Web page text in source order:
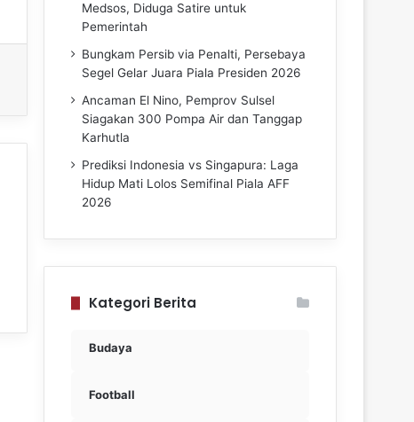
Medsos, Diduga Satire untuk
Pemerintah
Bungkam Persib via Penalti, Persebaya
Segel Gelar Juara Piala Presiden 2026
Ancaman El Nino, Pemprov Sulsel
Siagakan 300 Pompa Air dan Tanggap
Karhutla
Prediksi Indonesia vs Singapura: Laga
Hidup Mati Lolos Semifinal Piala AFF
2026
Kategori Berita
Budaya
Football